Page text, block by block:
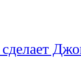
сделает